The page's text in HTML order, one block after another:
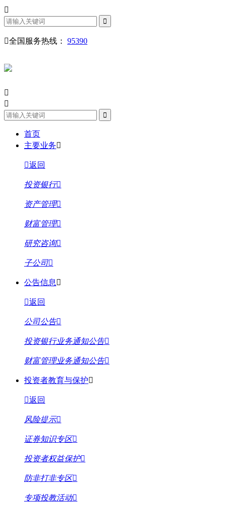
全国服务热线： 95390
首页
主要业务
返回
投资银行
资产管理
财富管理
研究咨询
子公司
公告信息
返回
公司公告
投资银行业务通知公告
财富管理业务通知公告
投资者教育与保护
返回
风险提示
证券知识专区
投资者权益保护
防非打非专区
专项投教活动